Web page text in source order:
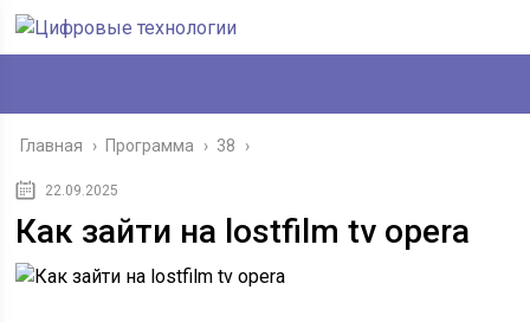
Главная › Программа › 38 ›
22.09.2025
Как зайти на lostfilm tv opera